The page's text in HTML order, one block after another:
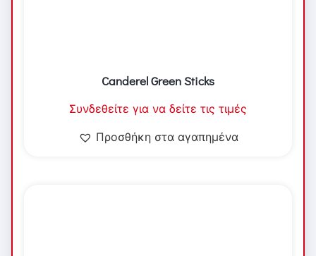
Canderel Green Sticks
Συνδεθείτε για να δείτε τις τιμές
Προσθήκη στα αγαπημένα